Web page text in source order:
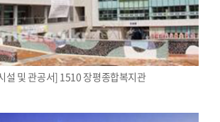
설 및 관공서] 1510 장평종합복지관